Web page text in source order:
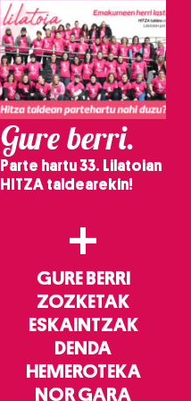
Gure berri.
Parte hartu 33. Lilatoian
HITZA taldearekin!
+
GURE BERRI
ZOZKETAK
ESKAINTZAK
DENDA
HEMEROTEKA
NOR GARA